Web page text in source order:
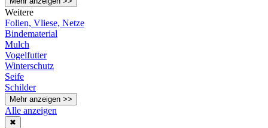
Weitere
Folien, Vliese, Netze
Bindematerial
Mulch
Vogelfutter
Winterschutz
Seife
Schilder
Mehr anzeigen >>
Alle anzeigen
✖